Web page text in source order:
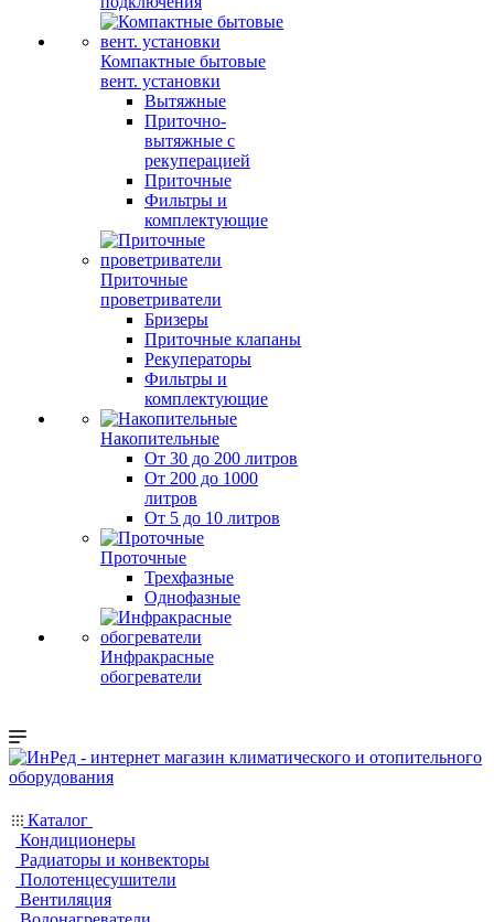
Компактные бытовые
вент. установки
Вытяжные
Приточно-
вытяжные с
рекуперацией
Приточные
Фильтры и
комплектующие
Приточные
проветриватели
Бризеры
Приточные клапаны
Рекуператоры
Фильтры и
комплектующие
Накопительные
От 30 до 200 литров
От 200 до 1000
литров
От 5 до 10 литров
Проточные
Трехфазные
Однофазные
Инфракрасные
обогреватели
Каталог
Кондиционеры
Радиаторы и конвекторы
Полотенцесушители
Вентиляция